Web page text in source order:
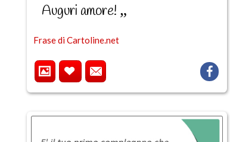
Auguri amore!
Frase di Cartoline.net